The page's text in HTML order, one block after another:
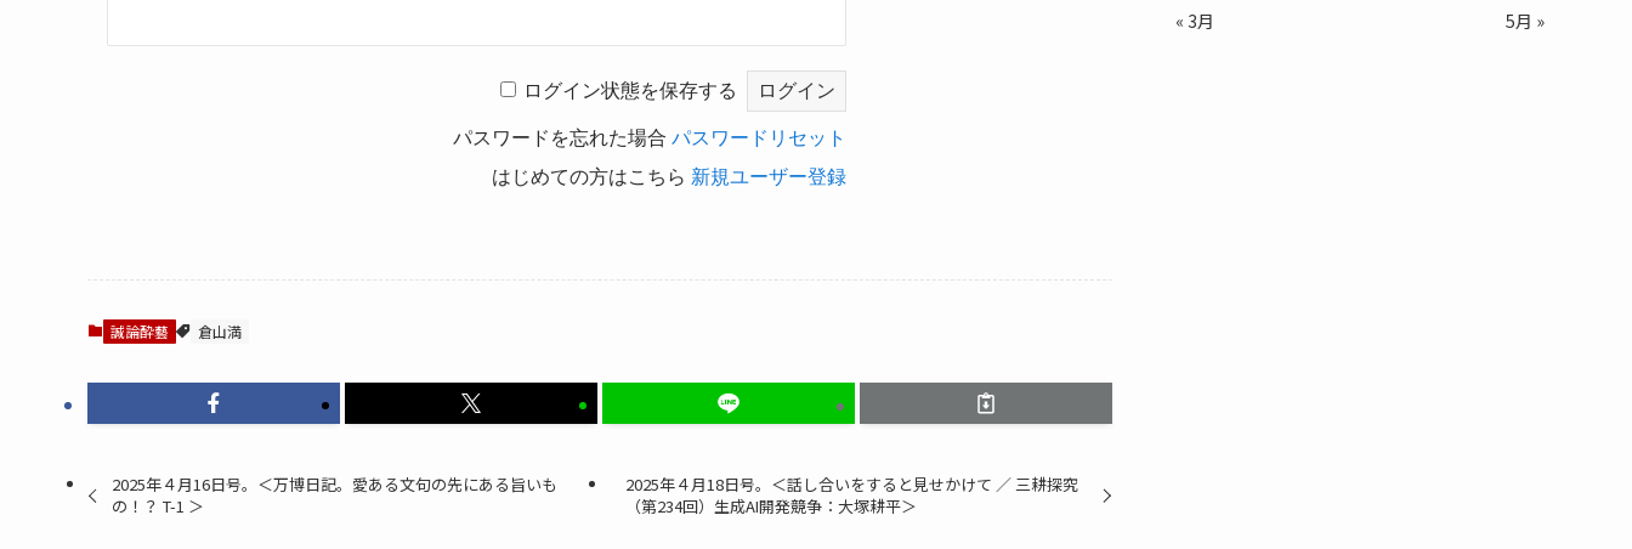
ログイン状態を保存する
パスワードを忘れた場合 パスワードリセット
はじめての方はこちら 新規ユーザー登録
誠論酔藝 倉山満
2025年４月16日号。＜万博日記。愛ある文句の先にある旨いも
の！？ T-1 ＞
2025年４月18日号。＜話し合いをすると見せかけて ／ 三耕探究
（第234回）生成AI開発競争：大塚耕平＞
« 3月 5月 »